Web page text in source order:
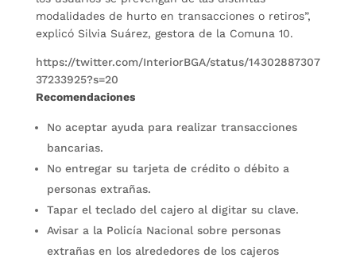
modalidades de hurto en transacciones o retiros”,
explicó Silvia Suárez, gestora de la Comuna 10.
https://twitter.com/InteriorBGA/status/14302887307
37233925?s=20
Recomendaciones
No aceptar ayuda para realizar transacciones
bancarias.
No entregar su tarjeta de crédito o débito a
personas extrañas.
Tapar el teclado del cajero al digitar su clave.
Avisar a la Policía Nacional sobre personas
extrañas en los alrededores de los cajeros